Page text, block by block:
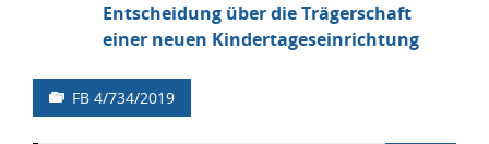
Entscheidung über die Trägerschaft
einer neuen Kindertageseinrichtung
FB 4/734/2019